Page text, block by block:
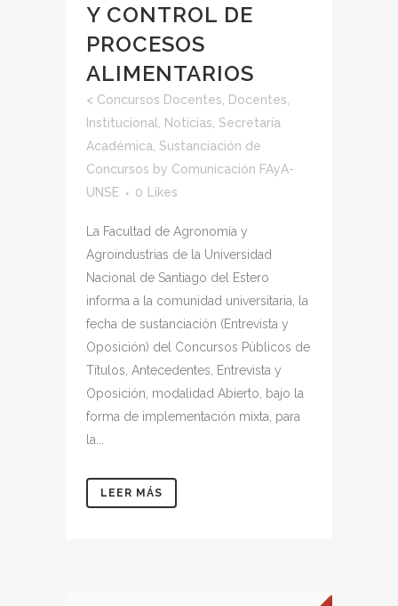
Y CONTROL DE
PROCESOS
ALIMENTARIOS
< Concursos Docentes Docentes
Institucional
Noticias Secretaría
Académica Sustanciación de
Concursos by Comunicación FAyA-
UNSE
0 Likes
La Facultad de Agronomía y
Agroindustrias de la Universidad
Nacional de Santiago del Estero
informa a la comunidad universitaria, la
fecha de sustanciación (Entrevista y
Oposición) del Concursos Públicos de
Títulos, Antecedentes, Entrevista y
Oposición, modalidad Abierto, bajo la
forma de implementación mixta, para
la...
LEER MÁS